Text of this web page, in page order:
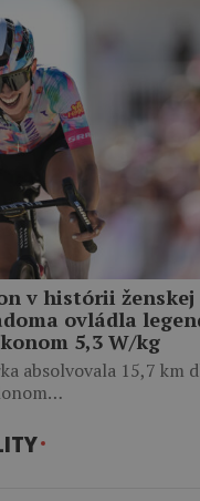
v histórii
ovládla
5,3 W/kg
absolvovala 15,7 km